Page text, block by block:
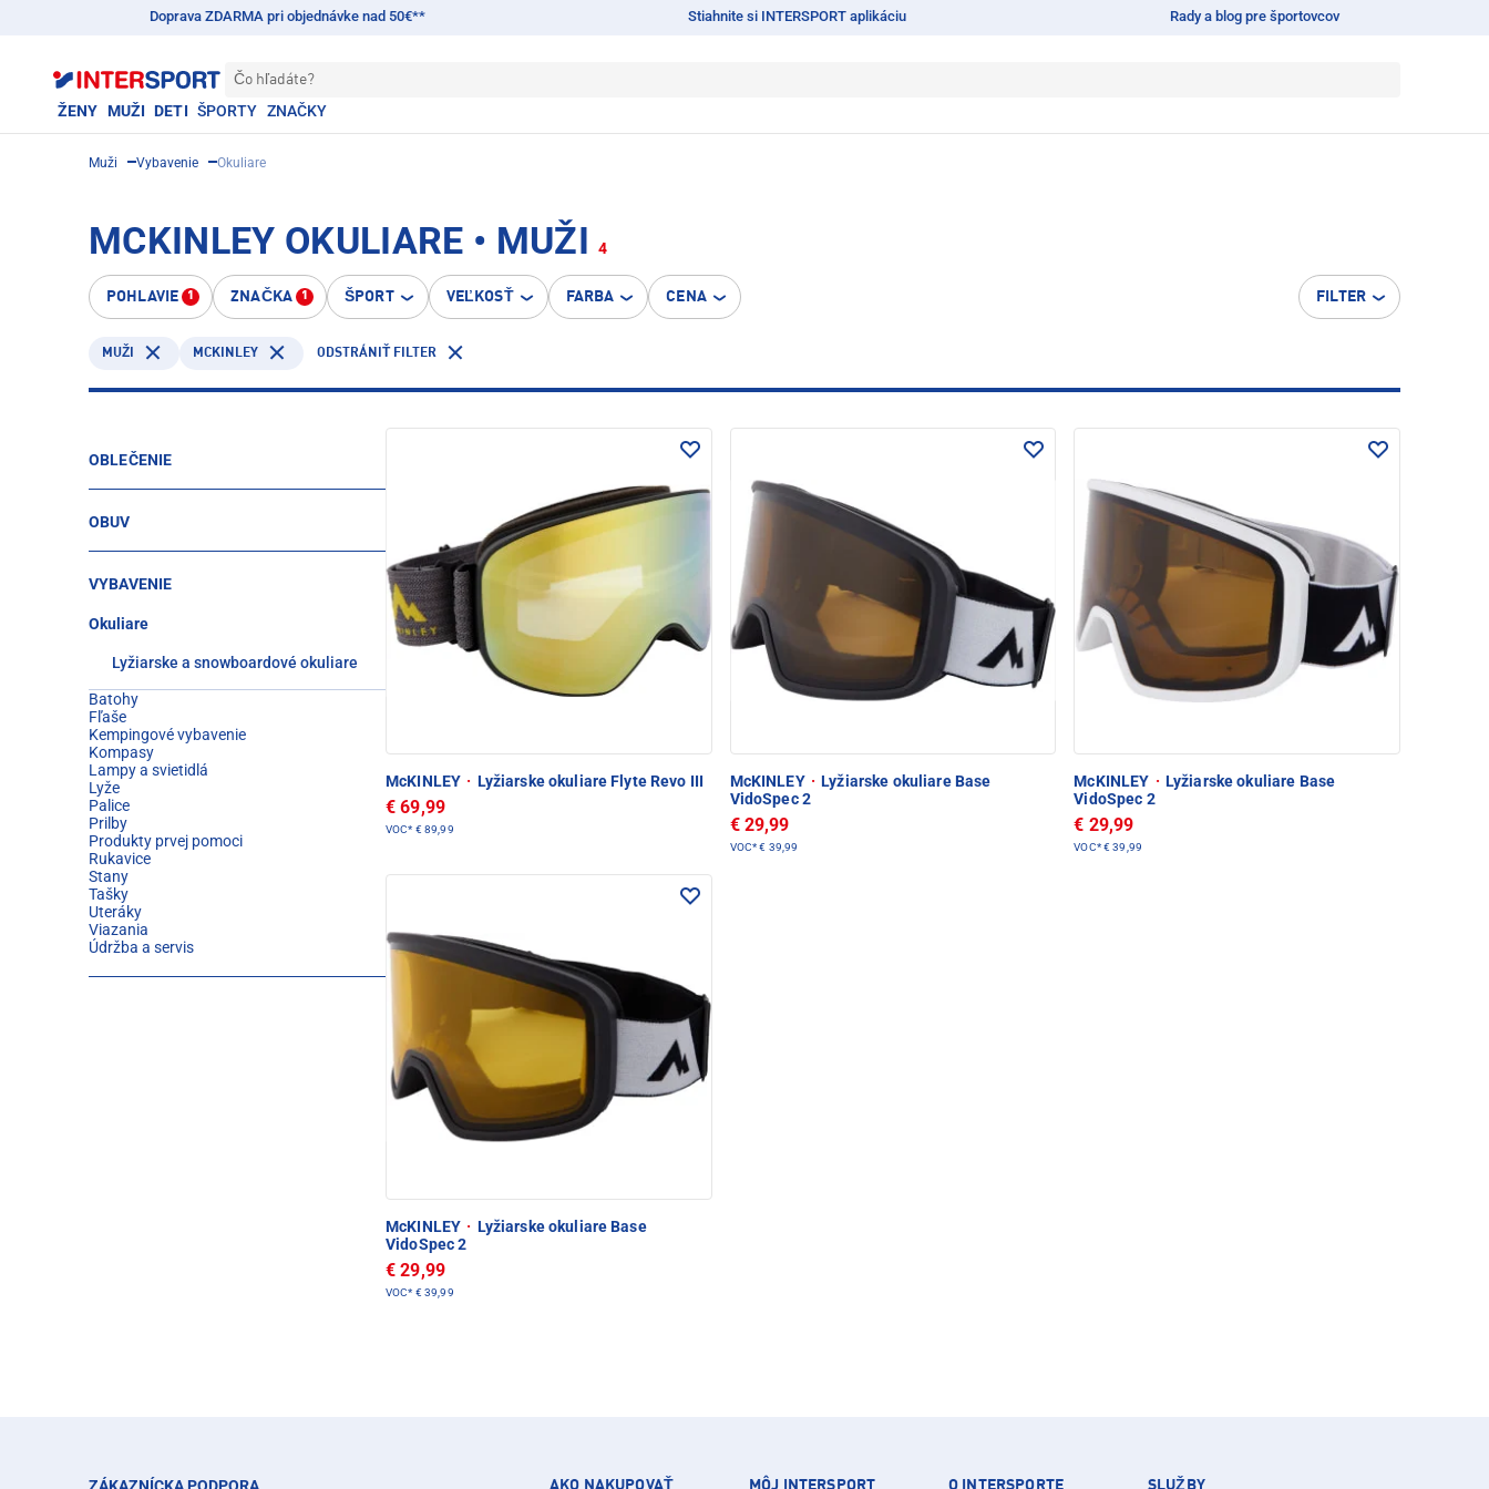
Doprava ZDARMA pri objednávke nad 50€** Stiahnite si INTERSPORT aplikáciu Rady a blog pre športovcov
Čo hľadáte?
ŽENY MUŽI DETI ŠPORTY ZNAČKY
Muži Vybavenie Okuliare
MCKINLEY OKULIARE • MUŽI 4
POHLAVIE 1 ZNAČKA 1 ŠPORT VEĽKOSŤ FARBA CENA FILTER
MUŽI MCKINLEY ODSTRÁNIŤ FILTER
OBLEČENIE
OBUV
VYBAVENIE
Okuliare
Lyžiarske a snowboardové okuliare
Batohy
Fľaše
Kempingové vybavenie
Kompasy
Lampy a svietidlá
Lyže
Palice
Prilby
Produkty prvej pomoci
Rukavice
Stany
Tašky
Uteráky
Viazania
Údržba a servis
McKINLEY · Lyžiarske okuliare Flyte Revo III
€ 69,99
VOC* € 89,99
McKINLEY · Lyžiarske okuliare Base
VidoSpec 2
€ 29,99
VOC*€ 39,99
McKINLEY · Lyžiarske okuliare Base
VidoSpec 2
€ 29,99
VOC*€ 39,99
McKINLEY · Lyžiarske okuliare Base
VidoSpec 2
€ 29,99
VOC* € 39,99